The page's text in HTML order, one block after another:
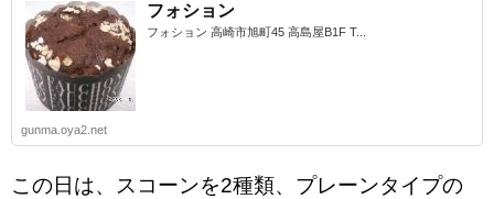
フォション
フォション 高崎市旭町45 高島屋B1F T...
gunma.oya2.net
この日は、スコーンを2種類、プレーンタイプの